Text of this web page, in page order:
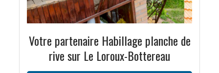
Votre partenaire Habillage planche de
rive sur Le Loroux-Bottereau